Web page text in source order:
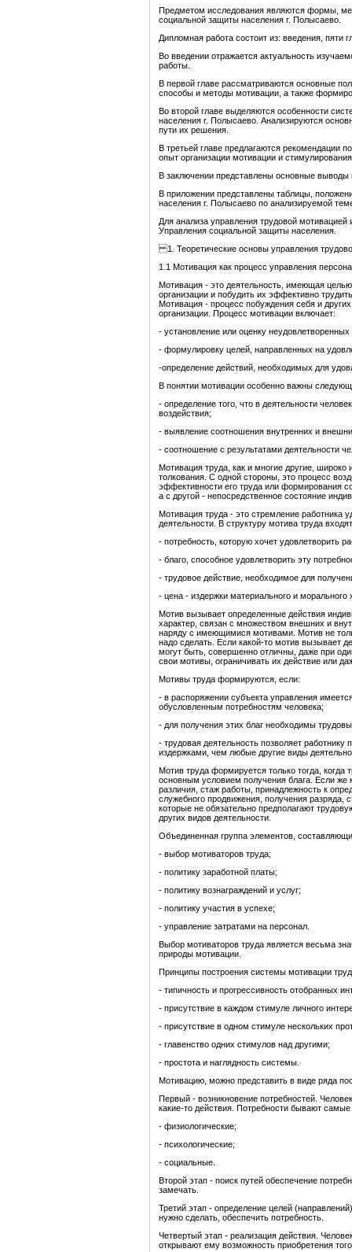
Предметом исследования являются формы,
социальной защиты населения г. Полысаево.
Дипломная работа состоит из: введения, пяти
Во введении отражается актуальность
работы.
В первой главе рассматриваются основные
способы и методы мотивации, а также
Во второй главе выделяются особенности
населения г. Полысаево. Анализируются
пути их решения.
В третьей главе предлагаются рекомендации
опыт организации мотивации и
В заключении представлены основные
В приложении представлены таблицы,
населения г. Полысаево по анализируемой
Для анализа управления трудовой
Управления социальной защиты населения.
1. Теоретические основы управления
1.1 Мотивация как процесс управления
Мотивация - это деятельность, имеющая целью
организации и побудить их эффективно
Мотивация - процесс побуждения себя и
организации. Процесс мотивации включает:
- установление или оценку неудовлетворенных
- формулировку целей, направленных на
-определение действий, необходимых для
В понятии мотивации особенно важны
- определение того, что в деятельности
воздействия;
- выявление соотношения внутренних и
- соотношение с результатами деятельности
Мотивация труда, как и многие другие, широко
толкования. С одной стороны, это процесс
эффективности его труда или формирования
а с другой - непосредственное состояние
Мотивация труда - это стремление работника
деятельности. В структуру мотива труда
- потребность, которую хочет удовлетворить
- благо, способное удовлетворить эту
- трудовое действие, необходимое для
- цена - издержки материального и
Мотив вызывает определенные действия
характер, связан с множеством внешних и
наряду с имеющимися мотивами. Мотив не
надо сделать. Если какой-то мотив вызывает
могут быть, совершенно отличны, даже при
свои мотивы, ограничивать их действие или
Мотивы труда формируются, если:
- в распоряжении субъекта управления
обусловленным потребностям человека;
- для получения этих благ необходимы
- трудовая деятельность позволяет
издержками, чем любые другие виды
Мотив труда формируется только тогда, когда
основным условием получения блага. Если же
различия, стаж работы, принадлежность к
служебного продвижения, получения разряда,
которые не обязательно предполагают
других видов деятельности.
Объединенная группа элементов,
- выбор мотиваторов труда;
- политику заработной платы;
- политику вознаграждений и услуг;
- политику участия в успехе;
- управление затратами на персонал.
Выбор мотиваторов труда является весьма
природы мотивации.
Принципы построения системы мотивации
- типичность и прогрессивность отобранных
- присутствие в каждом стимуле личного
- присутствие в одном стимуле нескольких
- главенство одних стимулов над другими;
- простота и наглядность системы.
Мотивацию, можно представить в виде ряда
Первый - возникновение потребностей.
какие-то действия. Потребности бывают
- физиологические;
- психологические;
- социальные.
Второй этап - поиск путей обеспечение
замечать.
Третий этап - определение целей
нужно сделать, обеспечить потребность.
Четвертый этап - реализация действия.
открывают ему возможность приобретения